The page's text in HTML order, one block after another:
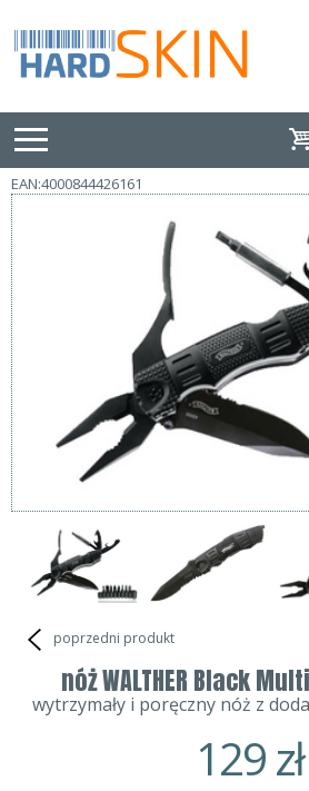
EAN:4000844426161
poprzedni produkt
nóż WALTHER Black
wytrzymały i poręczny nóż z
129zł